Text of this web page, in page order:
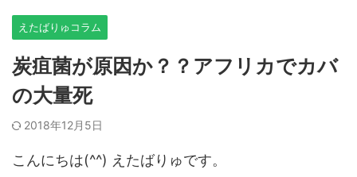
えたばりゅコラム
炭疽菌が原因か？？アフリカでカバ
の大量死
2018年12月5日
こんにちは(^^) えたばりゅです。